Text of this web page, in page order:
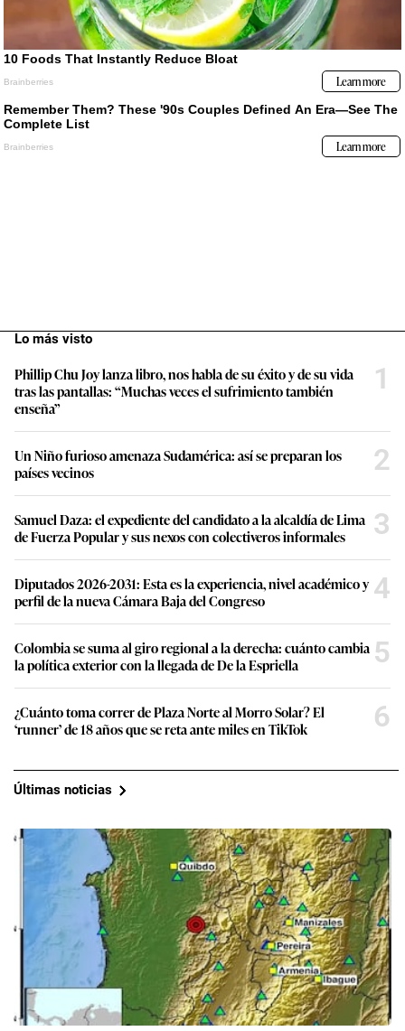
Lo más visto
Phillip Chu Joy lanza libro, nos habla de su éxito y de su vida
tras las pantallas: “Muchas veces el sufrimiento también
enseña”
1
Un Niño furioso amenaza Sudamérica: así se preparan los
países vecinos
2
Samuel Daza: el expediente del candidato a la alcaldía de Lima
de Fuerza Popular y sus nexos con colectiveros informales
3
Diputados 2026-2031: Esta es la experiencia, nivel académico y
perfil de la nueva Cámara Baja del Congreso
4
Colombia se suma al giro regional a la derecha: cuánto cambia
la política exterior con la llegada de De la Espriella
5
¿Cuánto toma correr de Plaza Norte al Morro Solar? El
‘runner’ de 18 años que se reta ante miles en TikTok
6
Últimas noticias